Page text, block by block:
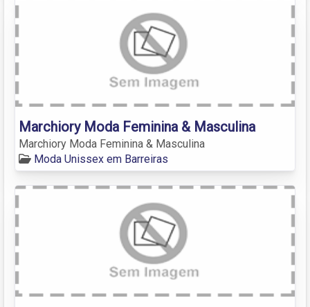
Marchiory Moda Feminina & Masculina
Marchiory Moda Feminina & Masculina
Moda Unissex em Barreiras